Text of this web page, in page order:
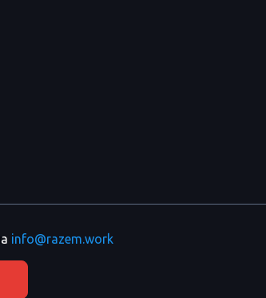
info@razem.work